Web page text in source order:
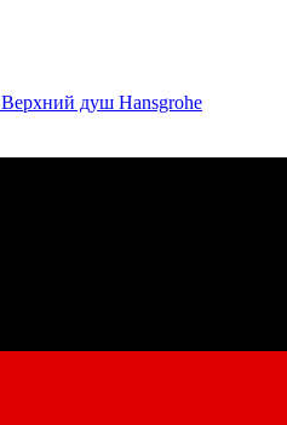
Верхний душ Hansgrohe